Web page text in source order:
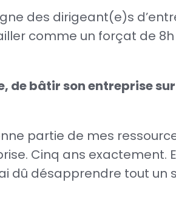
des dirigeant(e)s
comme un forçat de
de bâtir son entreprise
partie de mes
Cinq ans exactement.
dû désapprendre tout